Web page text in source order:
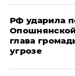
РФ ударила
глава
угрозе